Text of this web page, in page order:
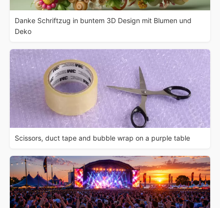
Danke Schriftzug in buntem 3D Design mit Blumen und
Deko
Scissors, duct tape and bubble wrap on a purple table